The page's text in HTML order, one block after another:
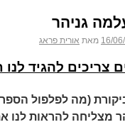
גניהר
16/ מאת אורית פראג
צריכים להגיד לנו
(מה לפלפול
מצליחה להראות